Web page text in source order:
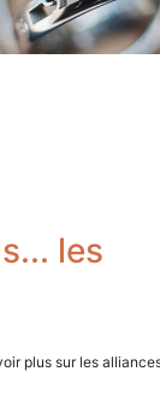
les
plus sur les